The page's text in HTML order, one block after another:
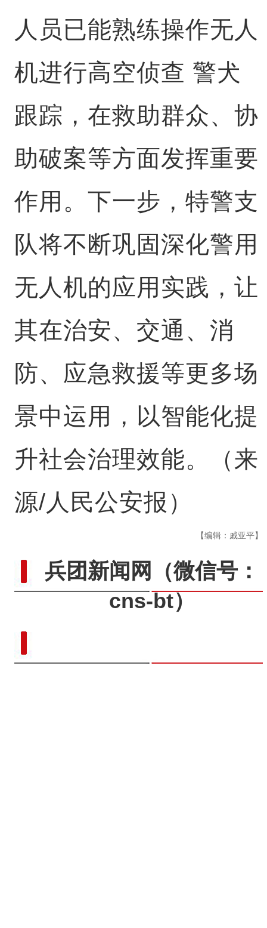
人员已能熟练操作无人
机进行高空侦查 警犬
跟踪，在救助群众、协
助破案等方面发挥重要
作用。下一步，特警支
队将不断巩固深化警用
无人机的应用实践，让
其在治安、交通、消
防、应急救援等更多场
景中运用，以智能化提
升社会治理效能。（来
源/人民公安报）
【编辑：戚亚平】
兵团新闻网
（微信号：
cns-bt）